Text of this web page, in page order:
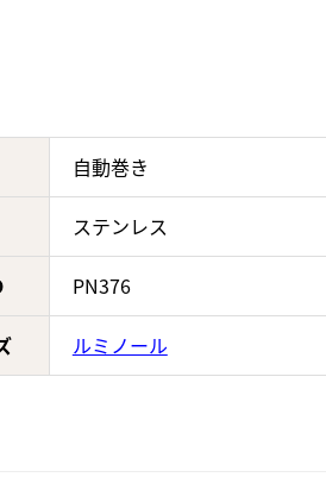
自動巻き
ステンレス
PN376
ルミノール